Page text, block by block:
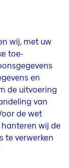
wij, met uw
toe-
en
de uitvoering
van
de wet
wij de
te verwerken